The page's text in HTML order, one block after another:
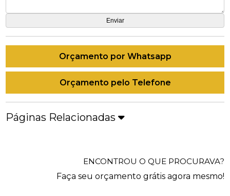
Orçamento por Whatsapp
Orçamento pelo Telefone
Páginas Relacionadas
ENCONTROU O QUE PROCURAVA?
Faça seu orçamento grátis agora mesmo!